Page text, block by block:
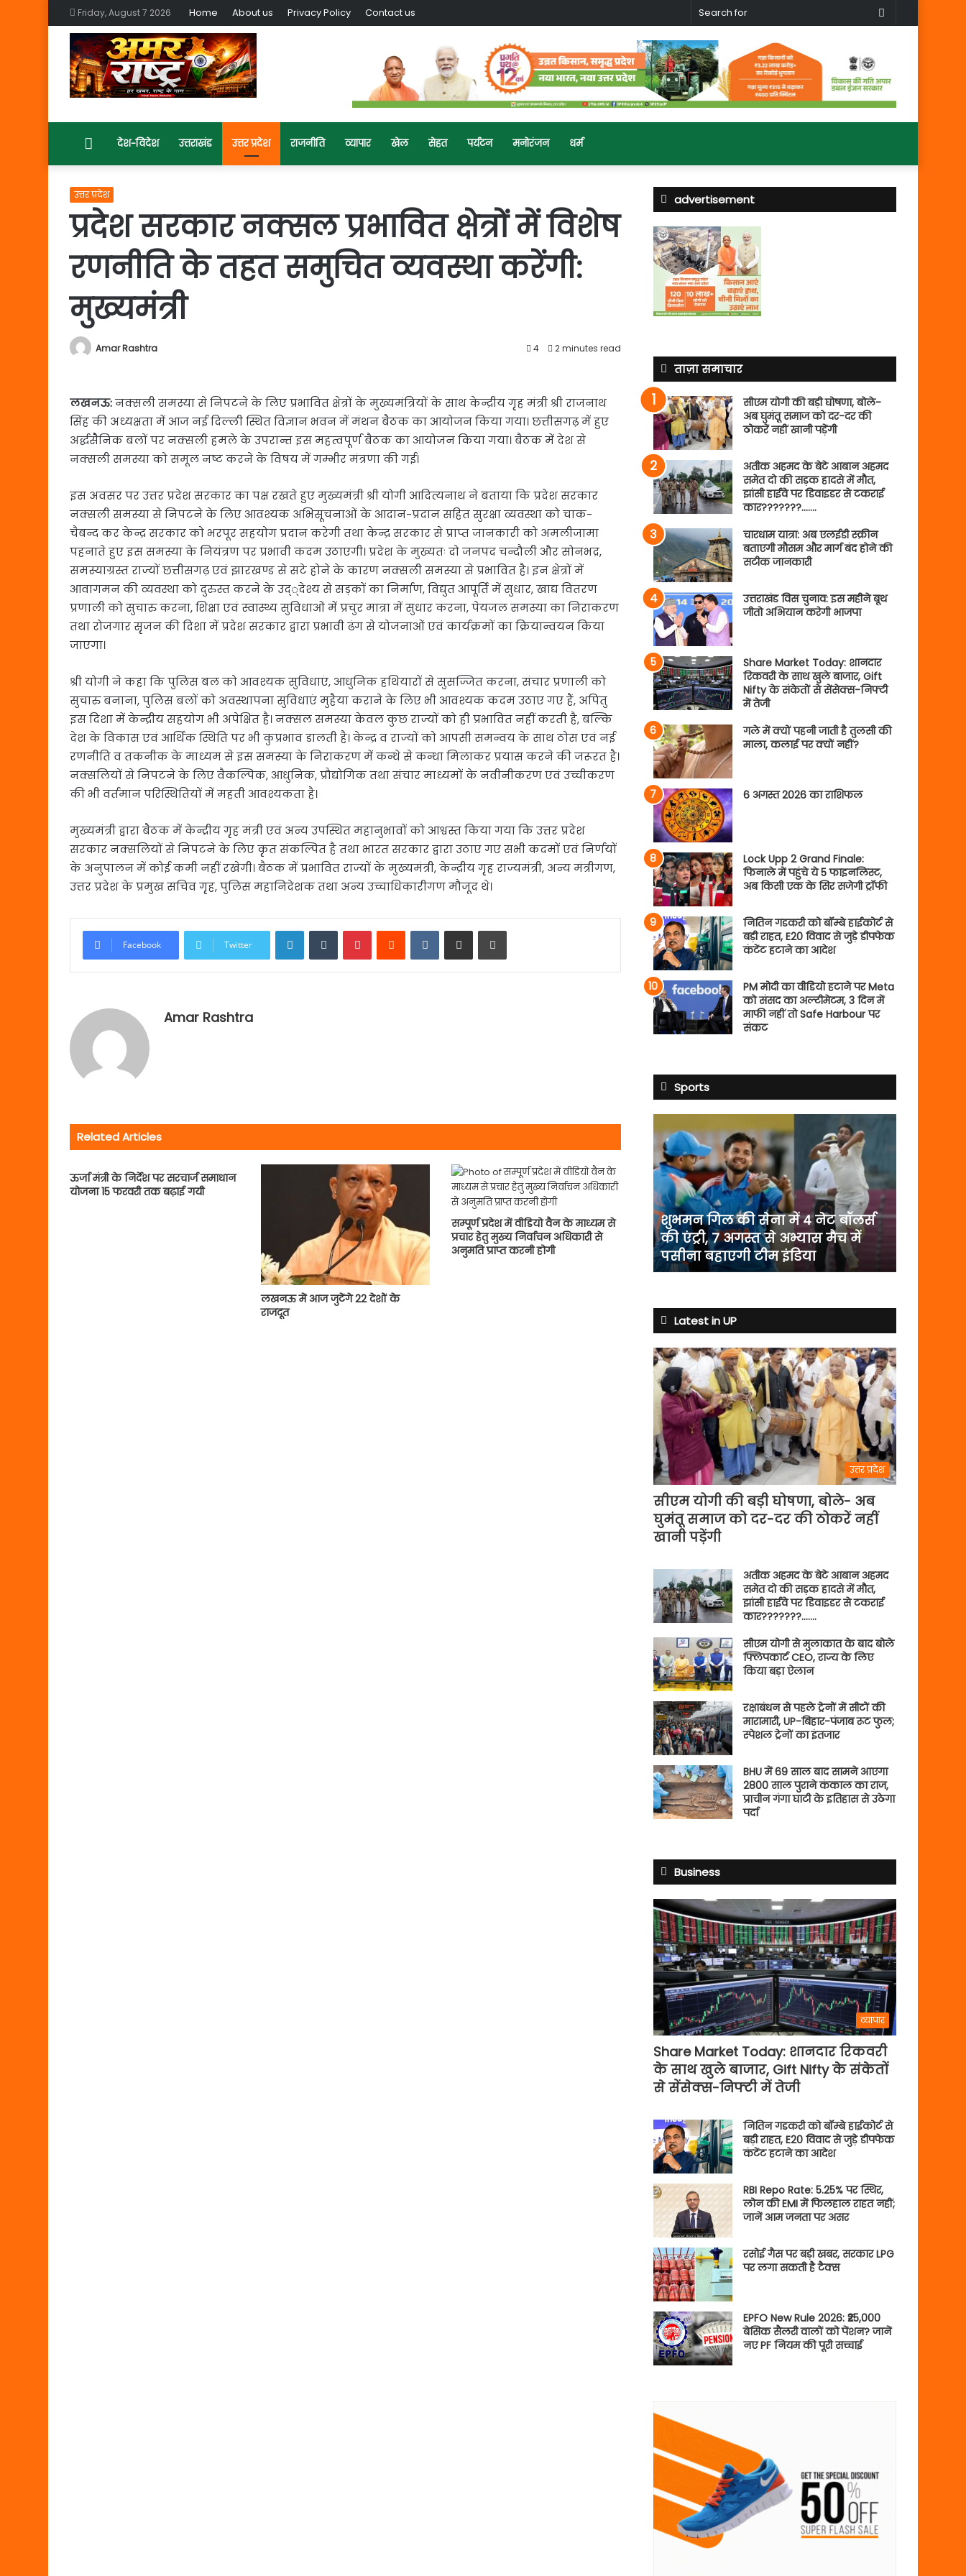
Friday, August 7 2026 Home About us Privacy Policy Contact us
Search
Homeदेश-विदेश उत्तराखंड उत्तर प्रदेश राजनीति व्यापार खेल सेहत पर्यटन मनोरंजन धर्म
उत्तर प्रदेश
प्रदेश सरकार नक्सल प्रभावित क्षेत्रों में विशेष
रणनीति के तहत समुचित व्यवस्था करेंगी:
मुख्यमंत्री
Amar Rashtra 4 2 minutes read
लखनऊ:नक्सली समस्या से निपटने के लिए प्रभावित क्षेत्रों के मुख्यमंत्रियों केसाथ केन्द्रीय गृृह मंत्री श्री राजनाथ
सिंह की अध्यक्षता में आज नई दिल्ली स्थित विज्ञान भवन में मंथन बैठक का आयोजन किया गया। छत्तीसगढ़ में हुए
अर्द्धसेैनिक बलों पर नक्सली हमले के उपरान्त इस महत्वपूर्ण बैठक का आयोजन किया गया। बैठक में देश से
नक्सली समस्या को समूल नष्ट करने के विषय में गम्भीर मंत्रणा की गई।
इस अवसर पर उत्तर प्रदेश सरकार का पक्ष रखते हुए मुख्यमंत्री श्री योगी आदित्यनाथ ने बताया कि प्रदेश सरकार
नक्सली समस्या से निपटने के लिए आवश्यक अभिसूचनाओं के आदान-प्रदान सहित सुरक्षा व्यवस्था को चाक-
चैबन्द कर केन्द्र सरकार को भरपूर सहयोग प्रदान करेगी तथा केन्द्र सरकार से प्राप्त जानकारी को अमलीजामा
पहनाते हुए इस समस्या के नियंत्रण पर प्रभावी कदम उठाएगी। प्रदेश के मुख्यतः दो जनपद चन्दौली और सोनभद्र,
समस्याग्रस्त राज्यों छत्तीसगढ़ एवं झारखण्ड से सटे होने के कारण नक्सली समस्या से प्रभावित है। इन क्षेत्रों में
आवागमन की व्यवस्था को दुरुस्त करने के उद््देश्य से सड़कों का निर्माण, विद्युत आपूर्ति में सुधार, खाद्य वितरण
प्रणाली को सुचारु करना, शिक्षा एवं स्वास्थ्य सुविधाओं में प्रचुर मात्रा में सुधार करना, पेयजल समस्या का निराकरण
तथा रोजगार सृृजन की दिशा में प्रदेश सरकार द्वारा प्रभावी ढंग से योजनाओं एवं कार्यक्रमों का क्रियान्वयन किया
जाएगा।
श्री योगी ने कहा कि पुलिस बल को आवश्यक सुविधाएं, आधुनिक हथियारों से सुसज्जित करना, संचार प्रणाली को
सुचारु बनाना, पुलिस बलों को अवस्थापना सुविधाएं मुहैया कराने के लिए भी आवश्यक कदम उठाए गए हैं, अपितु
इस दिशा में केन्द्रीय सहयोग भी अपेक्षित है। नक्सल समस्या केवल कुछ राज्यों को ही प्रभावित नहीं करती है, बल्कि
देश के विकास एवं आर्थिक स्थिति पर भी कुप्रभाव डालती है। केन्द्र व राज्यों को आपसी समन्वय के साथ ठोस एवं नई
रणनीति व तकनीक के माध्यम से इस समस्या के निराकरण में कन्धे से कन्धा मिलाकर प्रयास करने की जरूरत है।
नक्सलियों से निपटने के लिए वैकल्पिक, आधुनिक, प्रौद्योगिक तथा संचार माध्यमों के नवीनीकरण एवं उच्चीकरण
की भी वर्तमान परिस्थितियों में महती आवश्यकता है।
मुख्यमंत्री द्वारा बैठक में केन्द्रीय गृृह मंत्री एवं अन्य उपस्थित महानुभावों को आश्वस्त किया गया कि उत्तर प्रदेश
सरकार नक्सलियों से निपटने के लिए कृृत संकल्पित है तथा भारत सरकार द्वारा उठाए गए सभी कदमों एवं निर्णयों
के अनुपालन में कोई कमी नहीं रखेगी। बैठक में प्रभावित राज्यों के मुख्यमंत्री, केन्द्रीय गृृह राज्यमंत्री, अन्य मंत्रीगण,
उत्तर प्रदेश के प्रमुख सचिव गृृह, पुलिस महानिदेशक तथा अन्य उच्चाधिकारीगण मौजूद थे।
Facebook Twitter
LinkedInTumblrPinterestReddit VKontakte
Share via Email Print
Amar Rashtra
Related Articles
ऊर्जा मंत्री के निर्देश पर सरचार्ज समाधान
योजना 15 फरवरी तक बढ़ाई गयी
लखनऊ में आज जुटेंगे 22 देशों के
राजदूत
सम्पूर्ण प्रदेश में वीडियो वैन के माध्यम से
प्रचार हेतु मुख्य निर्वाचन अधिकारी से
अनुमति प्राप्त करनी होगी
advertisement
ताज़ा समाचार
सीएम योगी की बड़ी घोषणा, बोले-
अब घुमंतू समाज को दर-दर की
ठोकरें नहीं खानी पड़ेंगी
अतीक अहमद के बेटे आबान अहमद
समेत दो की सड़क हादसे में मौत,
झांसी हाईवे पर डिवाइडर से टकराई
कार???????…….
चारधाम यात्रा: अब एलईडी स्क्रीन
बताएगी मौसम और मार्ग बंद होने की
सटीक जानकारी
उत्तराखंड विस चुनाव: इस महीने बूथ
जीतो अभियान करेगी भाजपा
Share Market Today: शानदार
रिकवरी के साथ खुले बाजार, Gift
Nifty के संकेतों से सेंसेक्स-निफ्टी
में तेजी
गले में क्यों पहनी जाती है तुलसी की
माला, कलाई पर क्यों नहीं?
6 अगस्त 2026 का राशिफल
Lock Upp 2 Grand Finale:
फिनाले में पहुंचे ये 5 फाइनलिस्ट,
अब किसी एक के सिर सजेगी ट्रॉफी
नितिन गडकरी को बॉम्बे हाईकोर्ट से
बड़ी राहत, E20 विवाद से जुड़े डीपफेक
कंटेंट हटाने का आदेश
PM मोदी का वीडियो हटाने पर Meta
को संसद का अल्टीमेटम, 3 दिन में
माफी नहीं तो Safe Harbour पर
संकट
Sports
गिल
की
सेना
4
नेट
बॉलर्स
की
एंट्री,
7
अभ्यास
मैच
में
पसीना
बहाएगी
टीम
इंडिया
शुभमन गिल की सेना में 4 नेट बॉलर्स
की एंट्री, 7 अगस्त से अभ्यास मैच में
पसीना बहाएगी टीम इंडिया
Latest in UP
उत्तर प्रदेश
सीएम योगी की बड़ी घोषणा, बोले- अब
घुमंतू समाज को दर-दर की ठोकरें नहीं
खानी पड़ेंगी
अतीक अहमद के बेटे आबान अहमद
समेत दो की सड़क हादसे में मौत,
झांसी हाईवे पर डिवाइडर से टकराई
कार???????…….
सीएम योगी से मुलाकात के बाद बोले
फ्लिपकार्ट CEO, राज्य के लिए
किया बड़ा ऐलान
रक्षाबंधन से पहले ट्रेनों में सीटों की
मारामारी, UP-बिहार-पंजाब रूट फुल;
स्पेशल ट्रेनों का इंतजार
BHU में 69 साल बाद सामने आएगा
2800 साल पुराने कंकाल का राज,
प्राचीन गंगा घाटी के इतिहास से उठेगा
पर्दा
Business
व्यापार
Share Market Today: शानदार रिकवरी
के साथ खुले बाजार, Gift Nifty के संकेतों
से सेंसेक्स-निफ्टी में तेजी
नितिन गडकरी को बॉम्बे हाईकोर्ट से
बड़ी राहत, E20 विवाद से जुड़े डीपफेक
कंटेंट हटाने का आदेश
RBI Repo Rate: 5.25% पर स्थिर,
लोन की EMI में फिलहाल राहत नहीं;
जानें आम जनता पर असर
रसोई गैस पर बड़ी खबर, सरकार LPG
पर लगा सकती है टैक्स
EPFO New Rule 2026: ₹25,000
बेसिक सैलरी वालों को पेंशन? जानें
नए PF नियम की पूरी सच्चाई